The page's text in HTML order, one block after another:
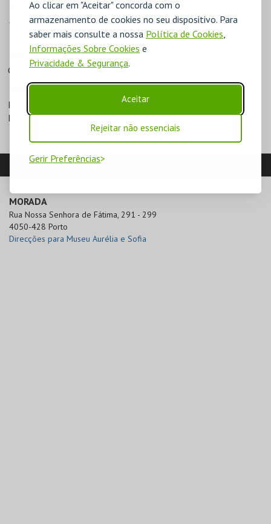
Ao clicar em "Aceitar" concorda com o
armazenamento de cookies no seu dispositivo. Para
saber mais consulte a nossa Política de Cookies,
Informações Sobre Cookies e
Privacidade & Segurança.
Aceitar
Rejeitar não essenciais
Gerir Preferências
Estacionamento
Casa da Música
PREÇOS
Geral - 4€
DESCONTOS
Bilhete para grupo (>10)
Entidades com protocolo
Maiores de 65 anos
Situação de desemprego
LOCALIZAÇÃO
MORADA
Rua Nossa Senhora de Fátima, 291 - 299
4050-428 Porto
Direcções para Museu Aurélia e Sofia